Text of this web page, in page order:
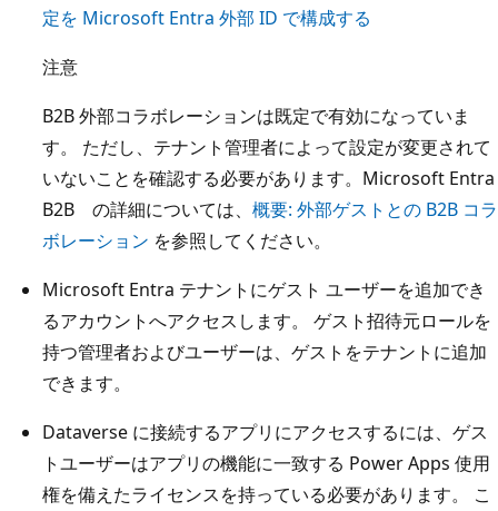
定を Microsoft Entra 外部 ID で構成する
注意
B2B 外部コラボレーションは既定で有効になっていま
す。 ただし、テナント管理者によって設定が変更されて
いないことを確認する必要があります。Microsoft Entra
B2B の詳細については、 概要: 外部ゲストとの B2B コラ
ボレーション を参照してください。
Microsoft Entra テナントにゲスト ユーザーを追加でき
るアカウントへアクセスします。 ゲスト招待元ロールを
持つ管理者およびユーザーは、ゲストをテナントに追加
できます。
Dataverse に接続するアプリにアクセスするには、ゲス
トユーザーはアプリの機能に一致する Power Apps 使用
権を備えたライセンスを持っている必要があります。 こ